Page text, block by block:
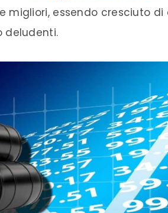
essendo cresciuto di
deludenti.